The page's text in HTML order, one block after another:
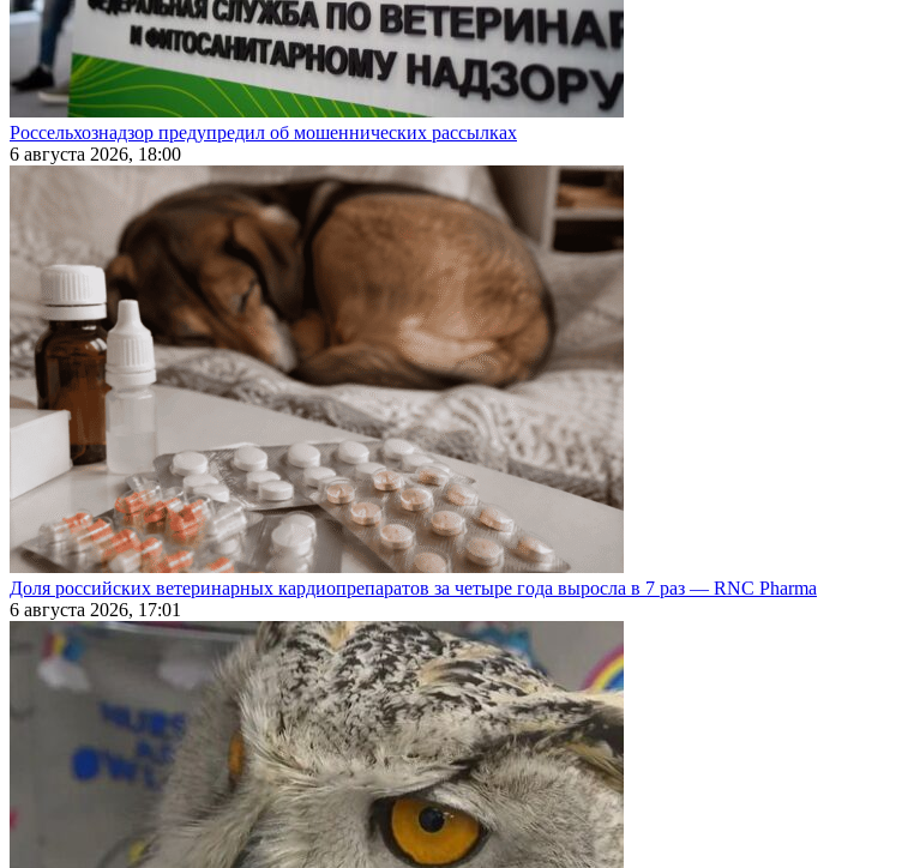
Россельхознадзор предупредил об мошеннических рассылках
6 августа 2026, 18:00
Доля российских ветеринарных кардиопрепаратов за четыре года выросла в 7 раз — RNC Pharma
6 августа 2026, 17:01